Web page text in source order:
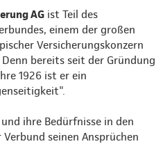
AG ist Teil des
einem der großen
Versicherungskonzern
bereits seit der Gründung
1926 ist er ein
ihre Bedürfnisse in den
seinen Ansprüchen